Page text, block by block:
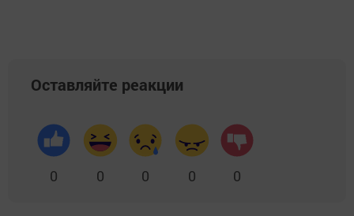
Оставляйте реакции
0 0 0 0 0